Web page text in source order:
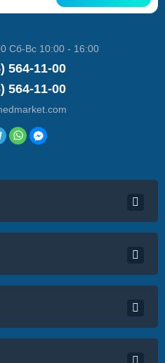
Сб-Вс 10:00 - 16:00
564-11-00
564-11-00